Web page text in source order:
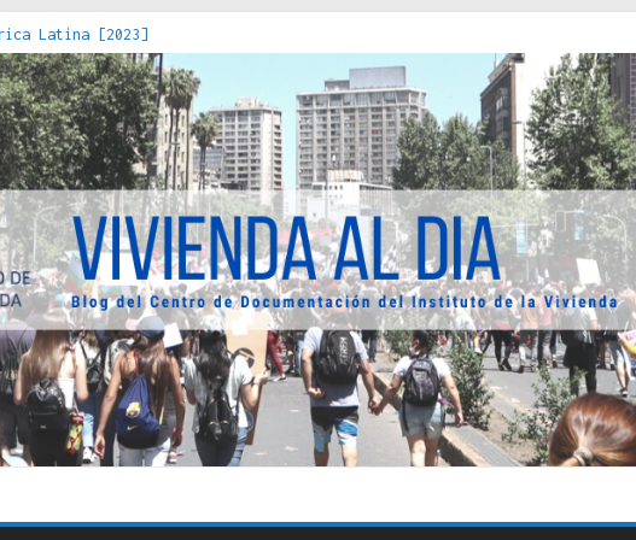
Latina [2023]
de los Estados : políticas, prácticas y representaciones [2022]
el acero : hacia una teoría crítica de las fronteras latinoamericanas
adecuada [2019]
del Seguro Obrero en Santiago : un patrimonio emblemático [2014]